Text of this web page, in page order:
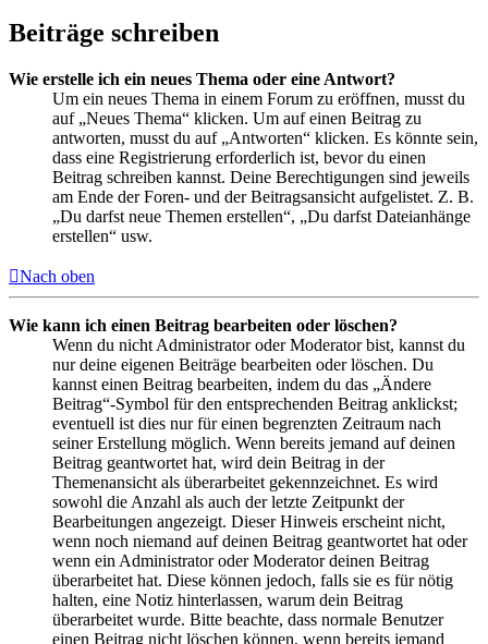
Beiträge schreiben
Wie erstelle ich ein neues Thema oder eine Antwort?
Um ein neues Thema in einem Forum zu eröffnen, musst du
auf „Neues Thema“ klicken. Um auf einen Beitrag zu
antworten, musst du auf „Antworten“ klicken. Es könnte sein,
dass eine Registrierung erforderlich ist, bevor du einen
Beitrag schreiben kannst. Deine Berechtigungen sind jeweils
am Ende der Foren- und der Beitragsansicht aufgelistet. Z. B.
„Du darfst neue Themen erstellen“, „Du darfst Dateianhänge
erstellen“ usw.
Nach oben
Wie kann ich einen Beitrag bearbeiten oder löschen?
Wenn du nicht Administrator oder Moderator bist, kannst du
nur deine eigenen Beiträge bearbeiten oder löschen. Du
kannst einen Beitrag bearbeiten, indem du das „Ändere
Beitrag“-Symbol für den entsprechenden Beitrag anklickst;
eventuell ist dies nur für einen begrenzten Zeitraum nach
seiner Erstellung möglich. Wenn bereits jemand auf deinen
Beitrag geantwortet hat, wird dein Beitrag in der
Themenansicht als überarbeitet gekennzeichnet. Es wird
sowohl die Anzahl als auch der letzte Zeitpunkt der
Bearbeitungen angezeigt. Dieser Hinweis erscheint nicht,
wenn noch niemand auf deinen Beitrag geantwortet hat oder
wenn ein Administrator oder Moderator deinen Beitrag
überarbeitet hat. Diese können jedoch, falls sie es für nötig
halten, eine Notiz hinterlassen, warum dein Beitrag
überarbeitet wurde. Bitte beachte, dass normale Benutzer
einen Beitrag nicht löschen können, wenn bereits jemand